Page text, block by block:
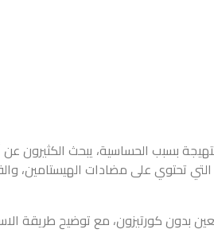
بسبب الحساسية، يبحث الكثيرون
التي تحتوي على مضادات
بدون كورتيزون، مع توضيح طريقة